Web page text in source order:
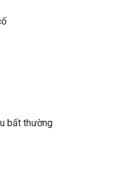
bất thường